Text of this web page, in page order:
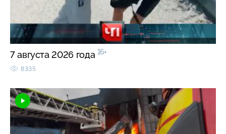
7 августа 2026 года 16+
8335